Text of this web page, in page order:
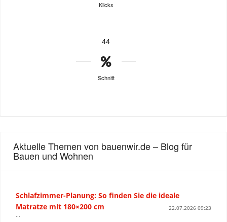
Klicks
44
Schnitt
Aktuelle Themen von bauenwir.de – Blog für
Bauen und Wohnen
Schlafzimmer-Planung: So finden Sie die ideale
Matratze mit 180×200 cm
22.07.2026 09:23